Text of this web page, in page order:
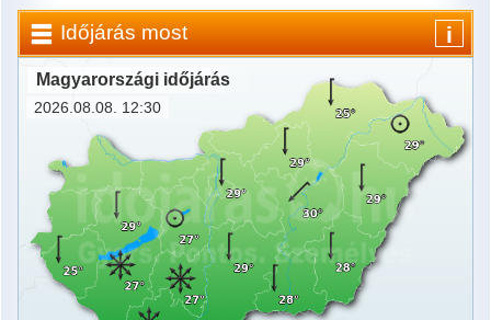
Időjárás most i
Magyarországi időjárás
2026.08.08. 12:30